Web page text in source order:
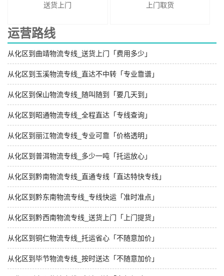
送货上门 上门取货
运营路线
从化区到曲靖物流专线_送货上门「费用多少」
从化区到玉溪物流专线_直达不中转「专业靠谱」
从化区到保山物流专线_随叫随到「要几天到」
从化区到昭通物流专线_全程直达「专线查询」
从化区到丽江物流专线_专业可靠「价格透明」
从化区到普洱物流专线_多少一吨「托运放心」
从化区到黔南物流专线_直通专线「直达特快专线」
从化区到黔东南物流专线_专线快运「准时准点」
从化区到黔西南物流专线_送货上门「上门提货」
从化区到铜仁物流专线_托运省心「不随意加价」
从化区到毕节物流专线_按时送达「不随意加价」